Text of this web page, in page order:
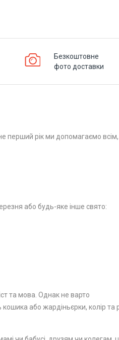
Безкоштовне
фото доставки
перший рік ми допомагаємо всім,
або будь-яке інше свято:
та мова. Однак не варто
або жардіньєрки, колір та